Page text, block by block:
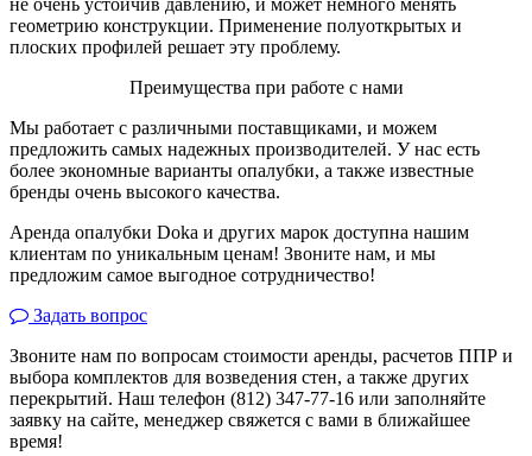
геометрию конструкции. Применение полуоткрытых и
плоских профилей решает эту проблему.
Преимущества при работе с нами
Мы работает с различными поставщиками, и можем
предложить самых надежных производителей. У нас есть
более экономные варианты опалубки, а также известные
бренды очень высокого качества.
Аренда опалубки Doka и других марок доступна нашим
клиентам по уникальным ценам! Звоните нам, и мы
предложим самое выгодное сотрудничество!
Задать вопрос
Звоните нам по вопросам стоимости аренды, расчетов ППР и
выбора комплектов для возведения стен, а также других
перекрытий. Наш телефон (812) 347-77-16 или заполняйте
заявку на сайте, менеджер свяжется с вами в ближайшее
время!